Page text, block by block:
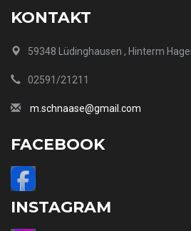
KONTAKT
59348 Lüdinghausen , Hinterm
02591/21211
m.schnaase@gmail.com
FACEBOOK
INSTAGRAM